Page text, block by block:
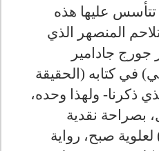
تتأسس عليها هذه
المنصهر الذي
جادامير
في كتابه (الحقيقة
ذكرنا- ولهذا وحده،
بصراحة نقدية
لعلوية صبح، رواية